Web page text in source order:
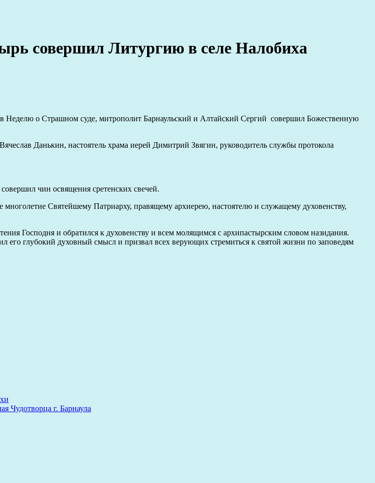
совершил Литургию в селе Налобиха
Неделю о Страшном суде, митрополит Барнаульский и Алтайский Сергий совершил Божественную
Данькин, настоятель храма иерей Димитрий Звягин, руководитель службы протокола
чин освящения сретенских свечей.
Святейшему Патриарху, правящему архиерею, настоятелю и служащему духовенству,
Господня и обратился к духовенству и всем молящимся с архипастырским словом назидания.
его глубокий духовный смысл и призвал всех верующих стремиться к святой жизни по заповедям
Чудотворца г. Барнаула